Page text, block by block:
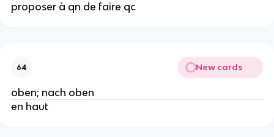
proposer à qn de faire qc
64 New cards
oben; nach oben
en haut